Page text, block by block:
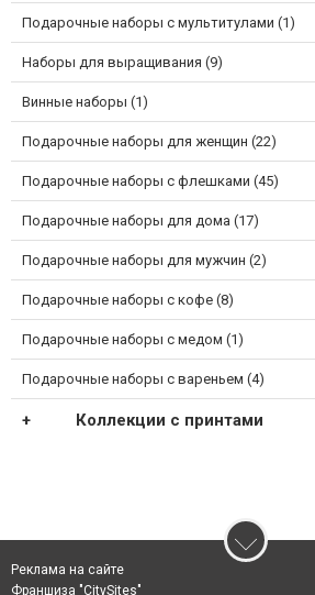
Подарочные наборы с мультитулами (1)
Наборы для выращивания (9)
Винные наборы (1)
Подарочные наборы для женщин (22)
Подарочные наборы с флешками (45)
Подарочные наборы для дома (17)
Подарочные наборы для мужчин (2)
Подарочные наборы с кофе (8)
Подарочные наборы с медом (1)
Подарочные наборы с вареньем (4)
Коллекции с принтами
Реклама на сайте
Франшиза "CitySites"